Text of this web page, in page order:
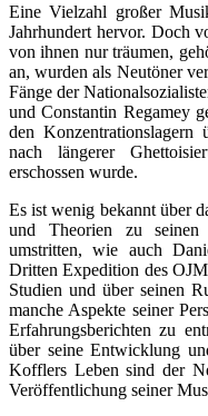
Eine Vielzahl großer
Jahrhundert hervor. Doch
von ihnen nur träumen,
an, wurden als Neutöner
Fänge der
und Constantin Regamey
den
nach längerer
erschossen wurde.
Es ist wenig bekannt über
und Theorien zu
umstritten, wie auch
Dritten Expedition des
Studien und über seinen
manche Aspekte seiner
Erfahrungsberichten zu
über seine Entwicklung
Kofflers Leben sind der
Veröffentlichung seiner